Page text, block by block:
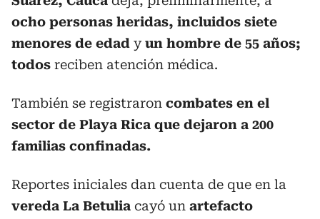
ocho personas heridas, incluidos siete
menores de edad yun hombre de 55 años;
todos reciben atención médica.
También se registraron combates en el
sector de Playa Rica que dejaron a 200
familias confinadas.
Reportes iniciales dan cuenta de que en la
vereda La Betulia cayó un artefacto